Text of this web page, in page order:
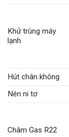
Khử trùng máy
lạnh
Hút chân không
Nén ni tơ
Châm Gas R22